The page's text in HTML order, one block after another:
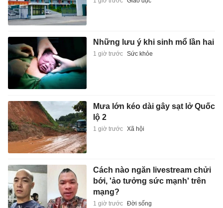
Những lưu ý khi sinh mổ lần hai
1 giờ trước Sức khỏe
Mưa lớn kéo dài gây sạt lở Quốc
lộ 2
1 giờ trước Xã hội
Cách nào ngăn livestream chửi
bới, 'ảo tưởng sức mạnh' trên
mạng?
1 giờ trước Đời sống